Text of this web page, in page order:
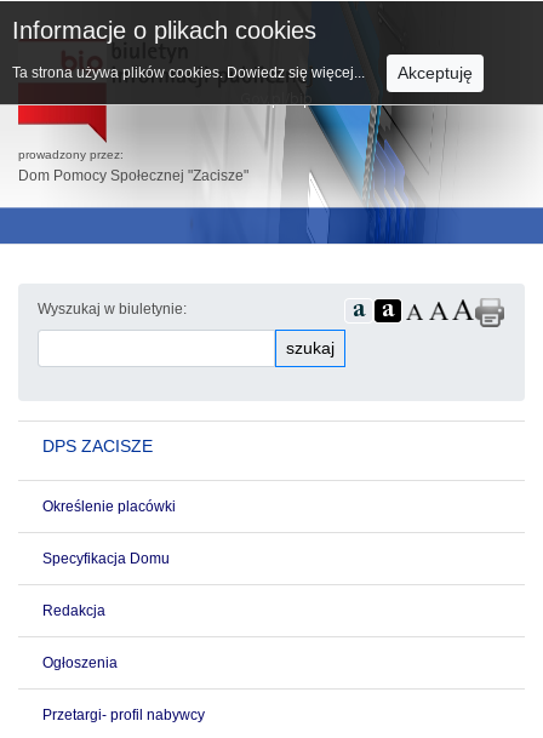
prowadzony przez:
Dom Pomocy Społecznej "Zacisze"
Wyszukaj w biuletynie:
szukaj
DPS ZACISZE
Określenie placówki
Specyfikacja Domu
Redakcja
Ogłoszenia
Przetargi- profil nabywcy
Informacje o plikach cookies
Ta strona używa plików cookies. Dowiedz się więcej... Akceptuję